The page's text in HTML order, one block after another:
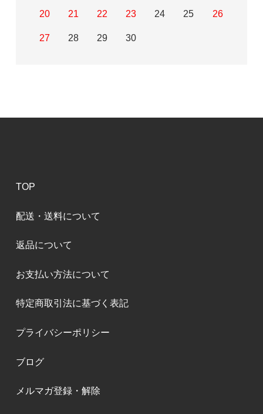
20 21 22 23 24 25 26
27 28 29 30
TOP
配送・送料について
返品について
お支払い方法について
特定商取引法に基づく表記
プライバシーポリシー
ブログ
メルマガ登録・解除